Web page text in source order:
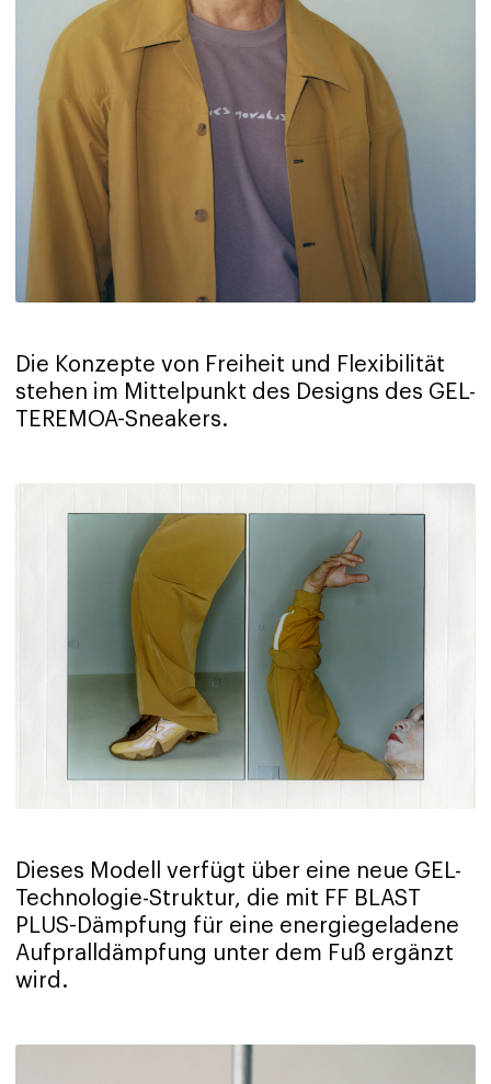
Die Konzepte von Freiheit und Flexibilität
stehen im Mittelpunkt des Designs des GEL-
TEREMOA-Sneakers.
Dieses Modell verfügt über eine neue GEL-
Technologie-Struktur, die mit FF BLAST
PLUS-Dämpfung für eine energiegeladene
Aufpralldämpfung unter dem Fuß ergänzt
wird.